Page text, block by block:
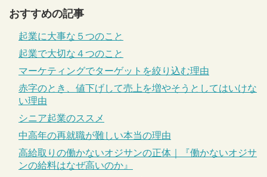
おすすめの記事
起業に大事な５つのこと
起業で大切な４つのこと
マーケティングでターゲットを絞り込む理由
赤字のとき、値下げして売上を増やそうとしてはいけな
い理由
シニア起業のススメ
中高年の再就職が難しい本当の理由
高給取りの働かないオジサンの正体｜『働かないオジサ
ンの給料はなぜ高いのか』